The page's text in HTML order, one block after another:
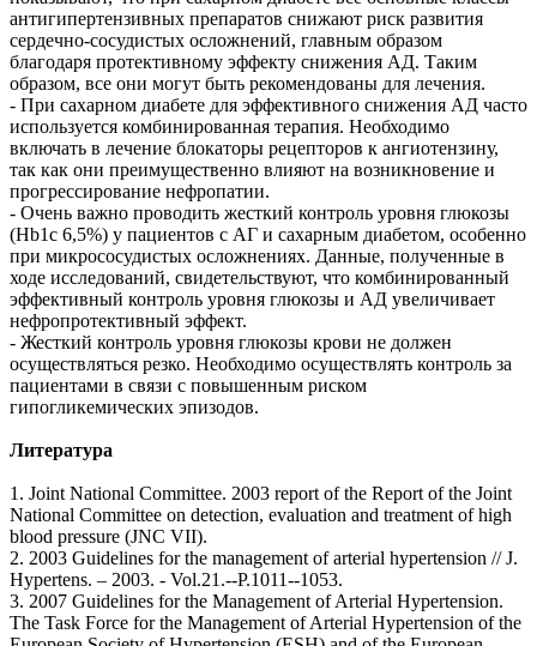
антигипертензивных препаратов снижают риск развития
сердечно-сосудистых осложнений, главным образом
благодаря протективному эффекту снижения АД. Таким
образом, все они могут быть рекомендованы для лечения.
- При сахарном диабете для эффективного снижения АД часто
используется комбинированная терапия. Необходимо
включать в лечение блокаторы рецепторов к ангиотензину,
так как они преимущественно влияют на возникновение и
прогрессирование нефропатии.
- Очень важно проводить жесткий контроль уровня глюкозы
(Hb1c 6,5%) у пациентов с АГ и сахарным диабетом, особенно
при микрососудистых осложнениях. Данные, полученные в
ходе исследований, свидетельствуют, что комбинированный
эффективный контроль уровня глюкозы и АД увеличивает
нефропротективный эффект.
- Жесткий контроль уровня глюкозы крови не должен
осуществляться резко. Необходимо осуществлять контроль за
пациентами в связи с повышенным риском
гипогликемических эпизодов.
Литература
1. Joint National Committee. 2003 report of the Report of the Joint
National Committee on detection, evaluation and treatment of high
blood pressure (JNC VII).
2. 2003 Guidelines for the management of arterial hypertension // J.
Hypertens. – 2003. - Vol.21.--P.1011--1053.
3. 2007 Guidelines for the Management of Arterial Hypertension.
The Task Force for the Management of Arterial Hypertension of the